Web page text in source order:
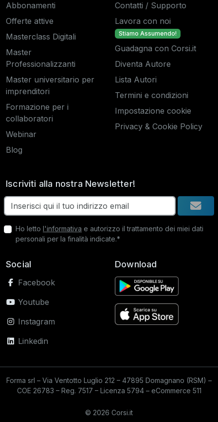
Abbonamenti
Offerte attive
Masterclass Digitali
Master
Professionalizzanti
Master universitario per
imprenditori
Formazione per i
collaboratori
Webinar
Blog
Contatti / Supporto
Lavora con noi
Stiamo Assumendo!
Guadagna con Corsi.it
Diventa Autore
Lista Autori
Termini e condizioni
Impostazione cookie
Privacy & Cookie Policy
Iscriviti alla nostra Newsletter!
Ho letto l'informativa e autorizzo il trattamento dei miei dati
personali per la finalità indicate.*
Social
Facebook
Youtube
Instagram
Linkedin
Download
Forma srl – Via Ventotto Luglio 212 – 47895 Domagnano (RSM) –
COE 26783 – Reg. 7517 – Licenza 5794 – eCommerce 511
© 2026 Corsi.it